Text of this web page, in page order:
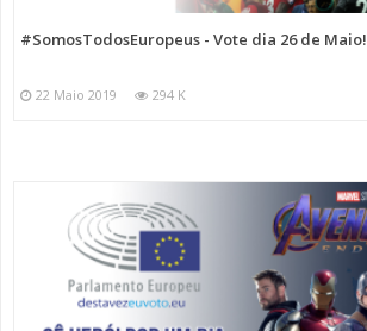
#SomosTodosEuropeus - Vote dia 26 de Maio!
22 Maio 2019 294 K